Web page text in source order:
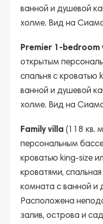
ванной и душевой
холме. Вид на
Premier 1-bedroom
открытым
спальня с кроватью
ванной и душевой
холме. Вид на
Family villa (118 кв.
персональным
кроватью king-size
кроватями,
комната с ванной и
Расположена
залив, острова и